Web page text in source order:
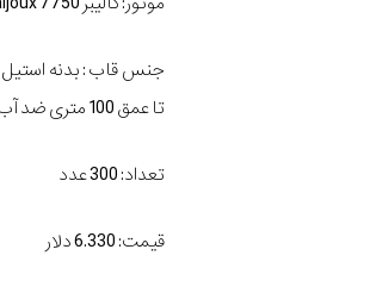
جنس قاب : بدنه
تا عمق 100 متری ضد آب است(مناسب برای شنا در عمق کم)
تعداد: 300 عدد
قیمت: 6.330 دلار